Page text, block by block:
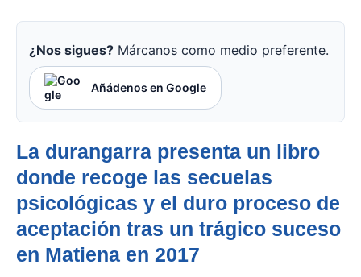
¿Nos sigues? Márcanos como medio preferente.
Añádenos en Google
La durangarra presenta un libro
donde recoge las secuelas
psicológicas y el duro proceso de
aceptación tras un trágico suceso
en Matiena en 2017